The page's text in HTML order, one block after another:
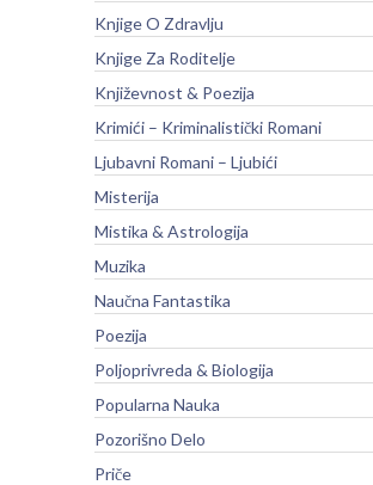
Knjige O Zdravlju
Knjige Za Roditelje
Književnost & Poezija
Krimići – Kriminalistički Romani
Ljubavni Romani – Ljubići
Misterija
Mistika & Astrologija
Muzika
Naučna Fantastika
Poezija
Poljoprivreda & Biologija
Popularna Nauka
Pozorišno Delo
Priče